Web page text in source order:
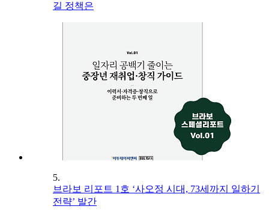
길 정책은
5.
브라보 리포트 1호 ‘사오정 시대, 73세까지 일하기
전략’ 발간